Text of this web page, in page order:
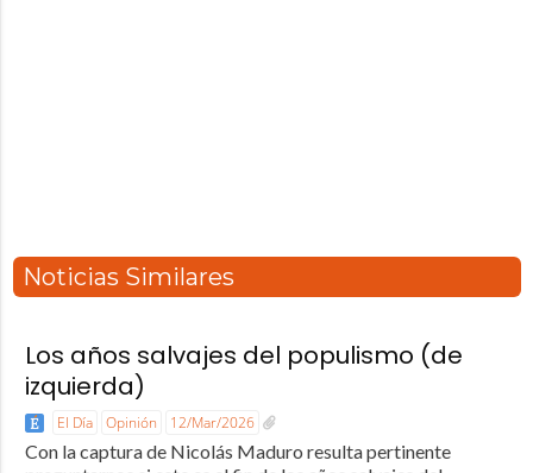
Noticias Similares
Los años salvajes del populismo (de
izquierda)
El Día Opinión 12/Mar/2026
Con la captura de Nicolás Maduro resulta pertinente